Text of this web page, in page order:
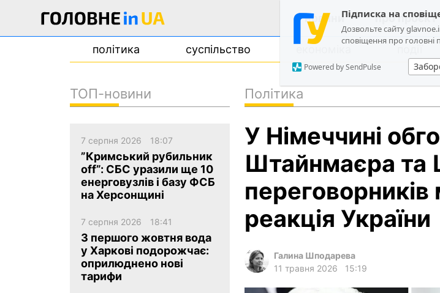
Підписка на
Дозвольте сайту
сповіщення про головні
Powered by SendPulse
новини про проєкт
політика суспільство
Політика
У Німеччині
Штайнмаєра та
реакція України
Галина Шподарева
11 травня 2026
15:19
ТОП-новини
7 серпня 2026 18:07
”Кримський рубильник
off”: СБС уразили ще 10
енерговузлів і базу ФСБ
на Херсонщині
7 серпня 2026 18:41
З першого жовтня вода
у Харкові подорожчає:
оприлюднено нові
тарифи